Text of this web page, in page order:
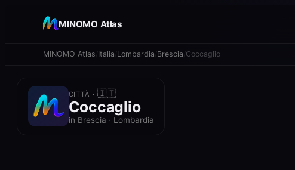
MINOMO Atlas
MINOMO Atlas Italia Lombardia Brescia Coccaglio
CITTÀ · 🇮🇹
Coccaglio
in Brescia · Lombardia